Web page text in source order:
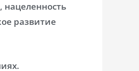
нацеленность
развитие